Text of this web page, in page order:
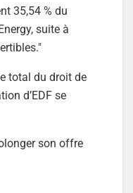
35,54 % du
suite à
total du droit de
d’EDF se
son offre